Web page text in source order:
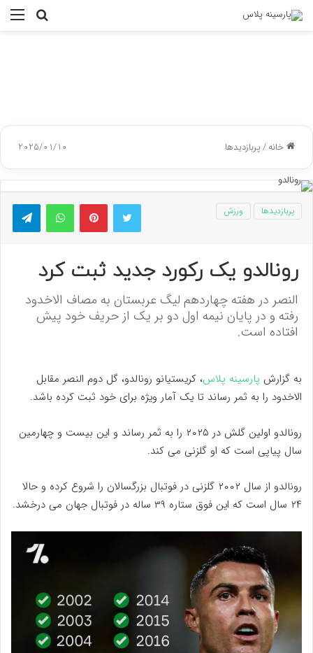
جستجو
خانه/پربازدیدها 2025/01/10
توییتر پینتریستواتس آپ
پربازدیدها ورزش
رونالدو یک رکورد جدید ثبت کرد
النصر در هفته چهاردهم لیگ عربستان به مصاف الاخدود
رفته و در پایان نیمه اول دو بر یک از حریف خود پیش
افتاده است.
به گزارش پارسینه پلاس، کریستیانو رونالدو، گل دوم النصر مقابل
الاخدود را به ثمر رساند تا یک آمار ویژه برای خود ثبت کرده باشد.
رونالدو اولین گلش در ۲۰۲۵ را به ثمر رساند و این بیست و چهارمین
سال پیاپی است که او گلزنی می کند.
رونالدو از سال ۲۰۰۲ گلزنی در فوتبال بزرگسالان را شروع کرده و حالا
۲۴ سال است که این فوق ستاره ۳۹ ساله در فوتبال جهان می درخشد.